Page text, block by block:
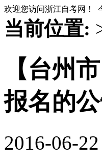
欢迎您访问浙江自考网！
当前位置:
【台州
报名的
2016-06-